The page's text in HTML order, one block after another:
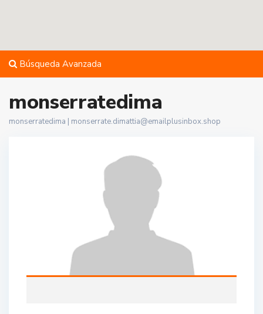
Búsqueda Avanzada
monserratedima
monserratedima | monserrate.dimattia@emailplusinbox.shop